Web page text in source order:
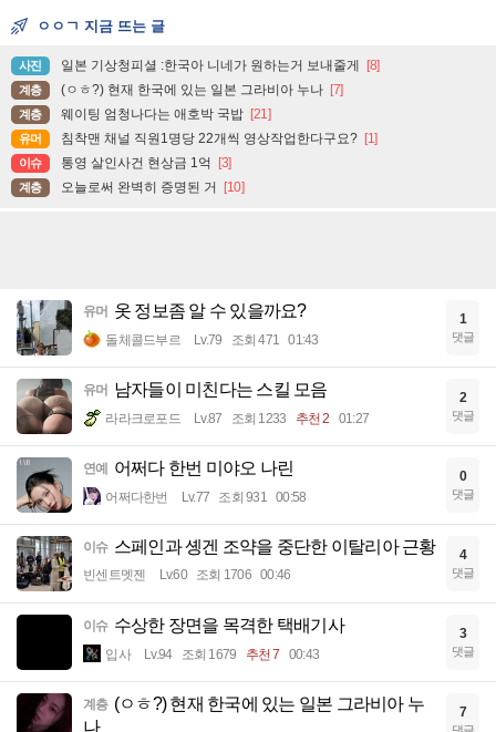
ㅇㅇㄱ 지금 뜨는 글
사진 일본 기상청피셜 :한국아 니네가 원하는거 보내줄게 [8]
계층 (ㅇㅎ?) 현재 한국에 있는 일본 그라비아 누나 [7]
계층 웨이팅 엄청나다는 애호박 국밥 [21]
유머 침착맨 채널 직원1명당 22개씩 영상작업한다구요? [1]
이슈 통영 살인사건 현상금 1억 [3]
계층 오늘로써 완벽히 증명된 거 [10]
유머 옷 정보좀 알 수 있을까요?
돌체콜드부르 Lv.79 조회 471 01:43
1
댓글
유머 남자들이 미친다는 스킬 모음
라라크로포드 Lv.87 조회 1233 추천 2 01:27
2
댓글
연예 어쩌다 한번 미야오 나린
어쩌다한번 Lv.77 조회 931 00:58
0
댓글
이슈 스페인과 솅겐 조약을 중단한 이탈리아 근황
빈센트멧젠 Lv.60 조회 1706 00:46
4
댓글
이슈 수상한 장면을 목격한 택배기사
입사 Lv.94 조회 1679 추천 7 00:43
3
댓글
계층 (ㅇㅎ?) 현재 한국에 있는 일본 그라비아 누
나
7